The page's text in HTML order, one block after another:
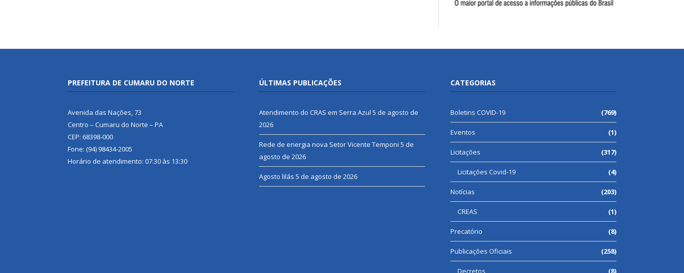
PREFEITURA DE CUMARU DO NORTE
Avenida das Nações, 73
Centro – Cumaru do Norte – PA
CEP: 68398-000
Fone: (94) 98434-2005
Horário de atendimento: 07:30 às 13:30
ÚLTIMAS PUBLICAÇÕES
Atendimento do CRAS em Serra Azul 5 de agosto de
2026
Rede de energia nova Setor Vicente Temponi 5 de
agosto de 2026
Agosto lilás 5 de agosto de 2026
CATEGORIAS
Boletins COVID-19 (769)
Eventos (1)
Licitações (317)
Licitações Covid-19 (4)
Notícias (203)
CREAS (1)
Precatório (8)
Publicações Oficiais (258)
Decretos (8)